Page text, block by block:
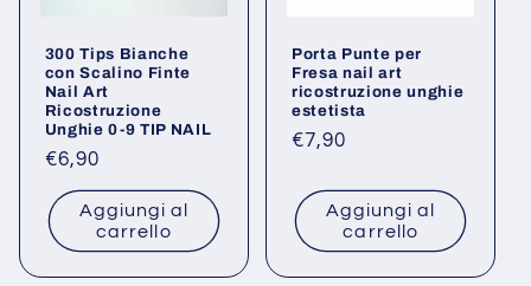
300 Tips Bianche
con Scalino Finte
Nail Art
Ricostruzione
Unghie 0-9 TIP NAIL
Prezzo
listino
€6,90
Aggiungi al
carrello
Porta Punte per
Fresa nail art
ricostruzione unghie
estetista
Prezzo
listino
€7,90
Aggiungi al
carrello